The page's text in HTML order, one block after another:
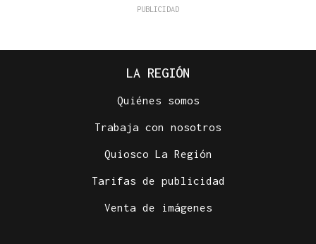
LA REGIÓN
Quiénes somos
Trabaja con nosotros
Quiosco La Región
Tarifas de publicidad
Venta de imágenes